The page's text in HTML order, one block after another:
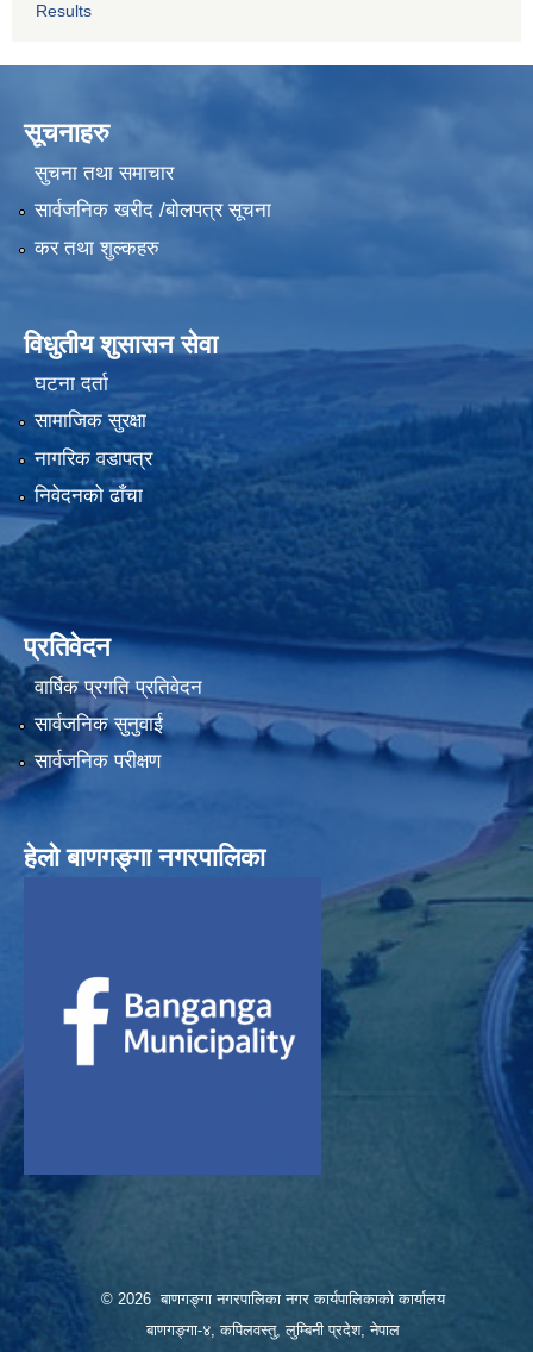
Results
सूचनाहरु
सुचना तथा समाचार
सार्वजनिक खरीद /बोलपत्र सूचना
कर तथा शुल्कहरु
विधुतीय शुसासन सेवा
घटना दर्ता
सामाजिक सुरक्षा
नागरिक वडापत्र
निवेदनको ढाँचा
प्रतिवेदन
वार्षिक प्रगति प्रतिवेदन
सार्वजनिक सुनुवाई
सार्वजनिक परीक्षण
हेलाे बाणगङ्गा नगरपालिका
© 2026 बाणगङ्गा नगरपालिका नगर कार्यपालिकाको कार्यालय
बाणगङ्गा-४, कपिलवस्तु, लुम्बिनी प्रदेश, नेपाल